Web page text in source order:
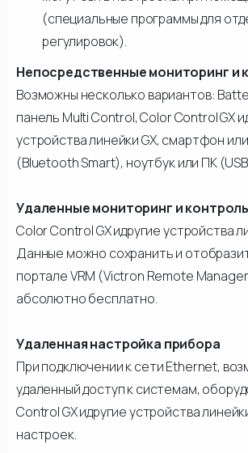
(специальные программы для
регулировок).
Непосредственные мониторинг и
Возможны несколько вариантов:
панель Multi Control, Color Control GX
устройства линейки GX, смартфон
(Bluetooth Smart), ноутбук или ПК
Удаленные мониторинг и контроль
Color Control GX идругие устройства
Данные можно сохранить и
портале VRM (Victron Remote
абсолютно бесплатно.
Удаленная настройка прибора
При подключении к сети Ethernet,
удаленный доступ к системам,
Control GX идругие устройства
настроек.